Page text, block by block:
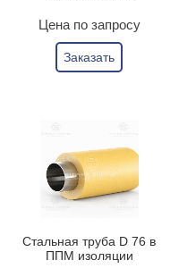
Цена по запросу
Заказать
Стальная труба D 76 в
ППМ изоляции